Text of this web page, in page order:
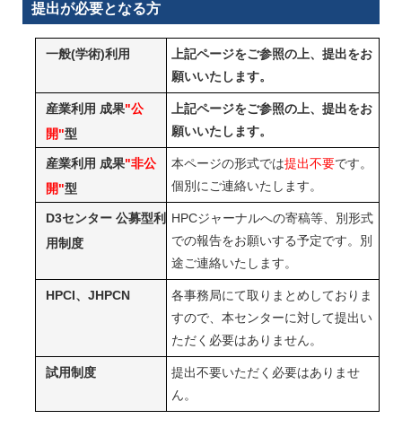
提出が必要となる方
一般(学術)利用
上記ページをご参照の上、提出をお
願いいたします。
産業利用 成果"公
開"型
上記ページをご参照の上、提出をお
願いいたします。
産業利用 成果"非公
開"型
本ページの形式では提出不要です。
個別にご連絡いたします。
D3センター 公募型利
用制度
HPCジャーナルへの寄稿等、別形式
での報告をお願いする予定です。別
途ご連絡いたします。
HPCI、JHPCN
各事務局にて取りまとめしておりま
すので、本センターに対して提出い
ただく必要はありません。
試用制度
提出不要いただく必要はありませ
ん。